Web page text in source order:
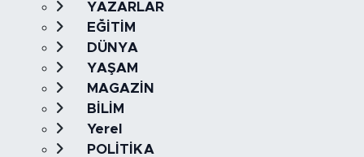
YAZARLAR
EĞİTİM
DÜNYA
YAŞAM
MAGAZİN
BİLİM
Yerel
POLİTİKA